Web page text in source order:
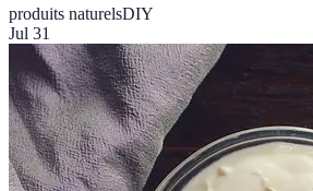
produits naturelsDIY
Jul 31